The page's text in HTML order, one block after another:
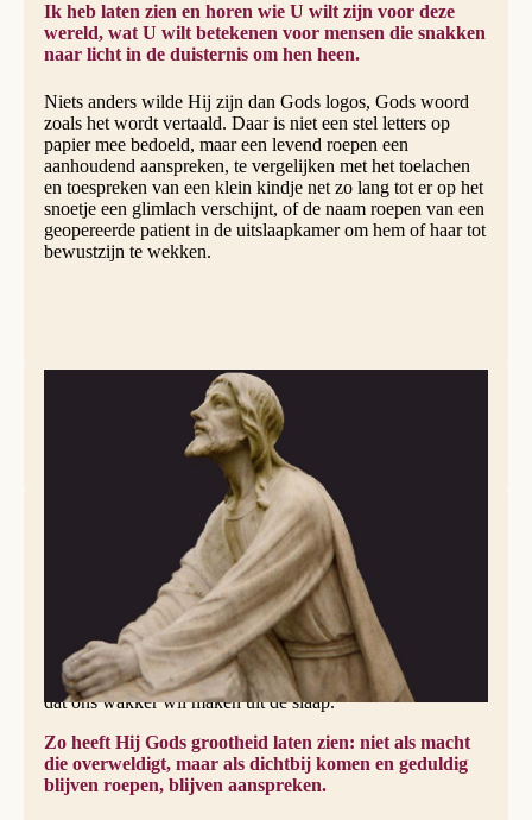
Ik heb laten zien en horen wie U wilt zijn voor deze
wereld, wat U wilt betekenen voor mensen die snakken
naar licht in de duisternis om hen heen.
Niets anders wilde Hij zijn dan Gods logos, Gods woord
zoals het wordt vertaald. Daar is niet een stel letters op
papier mee bedoeld, maar een levend roepen een
aanhoudend aanspreken, te vergelijken met het toelachen
en toespreken van een klein kindje net zo lang tot er op het
snoetje een glimlach verschijnt, of de naam roepen van een
geopereerde patient in de uitslaapkamer om hem of haar tot
bewustzijn te wekken.
Jezus Christus in gebed, Consolatta-begraafplaats, Lake Charles, (Louisiana,
USA) | Conniemod, CC BY-SA 3.0, via Wikimedia commons
"Ga je wassen in 'Bad de Gezondene (Bad van
Bethesda)'", klonk het.
En een blind geboren werd ziende. Ja, hoe meer zijn
omgeving de ogen hiervoor sloot, hoe meer hij ging zien!
Lazarus, kom uit!", sprak Hij. En een dode kwam
tevoorschijn uit het hol dat hem opsloot. Het zijn beelden
die laten zien wat ook met ons kan gebeuren. Jezus is Gods
stem die roept en een antwoord wil uitlokken, een roepen
dat ons wakker wil maken uit de slaap.
Zo heeft Hij Gods grootheid laten zien: niet als macht
die overweldigt, maar als dichtbij komen en geduldig
blijven roepen, blijven aanspreken.